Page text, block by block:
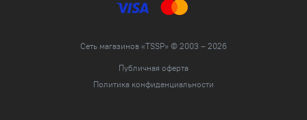
Сеть магазинов «TSSP» © 2003 – 2026
Публичная оферта
Политика конфиденциальности